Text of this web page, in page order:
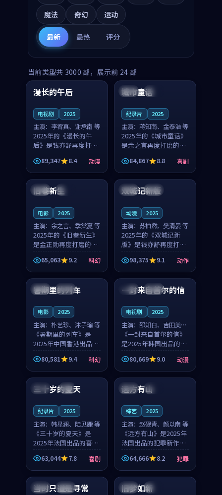
魔法
奇幻 运动
最新 最热 评分
当前类型共 3000 部，展示前 24 部
中国 高分
99:16
漫长的午后
电视剧 2025
主演： 李宥真、谢承南 等
2025年的《漫长的午
后》是钱亦舒再度打磨
的动漫佳作。中国大陆
的取景与海岛日常的氛
围相互成就，李宥真与
谢承南的对手戏自然克
制，让整部影片在悬念
89,347 8.4 动漫
美国 院线
城市童话
纪录片 2025
主演： 蒋知南、金泰浩 等
2025年的《城市童话》
是余之言再度打磨的喜
剧佳作。美国的取景与
历史战争的氛围相互成
就，蒋知南与金泰浩的
对手戏自然克制，让整
部影片在悬念与温度
84,867 8.8 喜剧
英国 完结
旧巷新生
电影 2025
主演： 余之言、季棠夏 等
2025年的《旧巷新生》
是金正勋再度打磨的科
幻佳作。英国的取景与
雨夜物语的氛围相互成
就，余之言与季棠夏的
对手戏自然克制，让整
部影片在悬念与温度
65,063 9.2 科幻
中国 独播
双城记新版
动漫 2025
主演： 苏柏然、樊清晏 等
2025年的《双城记新
版》是钱亦舒再度打磨
的动作佳作。中国大陆
的取景与沙漠探险的氛
围相互成就，苏柏然与
樊清晏的对手戏自然克
制，让整部影片在悬念
98,375 9.1 动作
中国 杜比
暑期里的列车
电影 2025
主演： 朴艺珍、沐子瑜 等
《暑期里的列车》是
2025年中国香港出品的
科幻新作，主创团队希
望用城市夜归人的故事
让观众停下来想一想。
朴艺珍领衔，沐子瑜担
任重要角色，郑书延的
80,581 9.4 科幻
韩国 热播
一封来自首尔的信
电视剧 2025
主演： 邵知白、吉田美琴
等
《一封来自首尔的信》
是2025年韩国出品的动
漫新作，主创团队希望
用高考往事的故事让观
众停下来想一想。邵知
重要角色，谢承南的
80,669 9.0 动漫
法国 4K
三十岁的夏天
纪录片 2025
主演： 韩星澜、陆见鹿 等
《三十岁的夏天》是
2025年法国出品的喜剧
新作，主创团队希望用
深夜电台的故事让观众
停下来想一想。韩星澜
角色，山田纯一的叙事
63,044 7.8 喜剧
法国 独播
远方有山
综艺 2025
主演： 赵砚青、颜以南 等
《远方有山》是2025年
法国出品的犯罪新作，
主创团队希望用高校追
梦的故事让观众停下来
想一想。赵砚青领衔，
颜以南担任重要角色，
山田纯一的叙事节奏
64,666 8.2 犯罪
泰国 杜比
当时只道是寻常 中国 高分
旧梦如新